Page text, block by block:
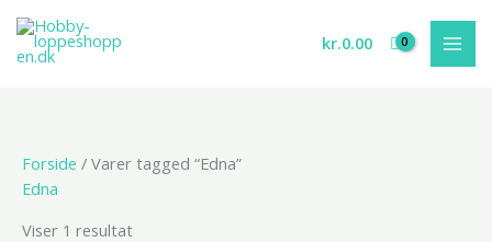
indholdet
kr.0.00
Forside / Varer tagged “Edna”
Edna
Viser 1 resultat